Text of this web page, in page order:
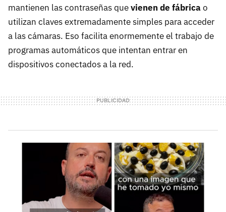
mantienen las contraseñas quevienen de fábricao
utilizan claves extremadamente simples para acceder
a las cámaras. Eso facilita enormemente el trabajo de
programas automáticos que intentan entrar en
dispositivos conectados a la red.